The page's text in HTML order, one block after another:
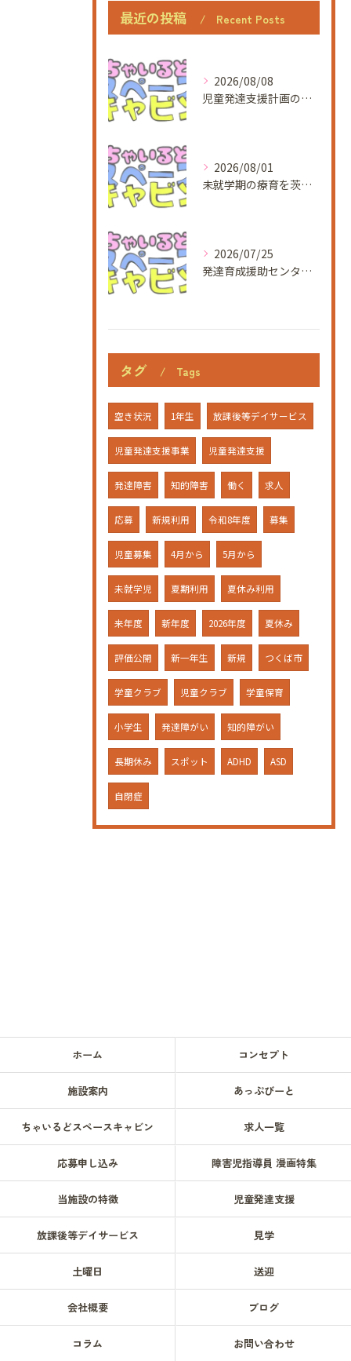
最近の投稿 Recent Posts
2026/08/08
児童発達支援計画の作成を現場で活かすための実務ポイントと流れ
2026/08/01
未就学期の療育を茨城県つくば市泊崎で始めるための基礎知識と活用ガイド
2026/07/25
発達育成援助センターの児童発達支援事業で未就学児の発達が気になる方への土曜開所と利用者募集情報
タグ Tags
空き状況 1年生 放課後等デイサービス
児童発達支援事業 児童発達支援
発達障害 知的障害 働く 求人
応募 新規利用 令和8年度 募集
児童募集 4月から 5月から
未就学児 夏期利用 夏休み利用
来年度 新年度 2026年度 夏休み
評価公開 新一年生 新規 つくば市
学童クラブ 児童クラブ 学童保育
小学生 発達障がい 知的障がい
長期休み スポット ADHD ASD
自閉症
ホーム コンセプト
施設案内 あっぷびーと
ちゃいるどスペースキャビン 求人一覧
応募申し込み 障害児指導員 漫画特集
当施設の特徴 児童発達支援
放課後等デイサービス 見学
土曜日 送迎
会社概要 ブログ
コラム お問い合わせ